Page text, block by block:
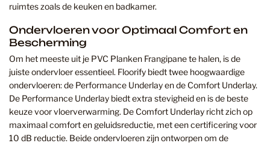
ruimtes zoals de keuken en badkamer.
Ondervloeren voor Optimaal Comfort en
Bescherming
Om het meeste uit je PVC Planken Frangipane te halen, is de
juiste ondervloer essentieel. Floorify biedt twee hoogwaardige
ondervloeren: de Performance Underlay en de Comfort Underlay.
De Performance Underlay biedt extra stevigheid en is de beste
keuze voor vloerverwarming. De Comfort Underlay richt zich op
maximaal comfort en geluidsreductie, met een certificering voor
10 dB reductie. Beide ondervloeren zijn ontworpen om de